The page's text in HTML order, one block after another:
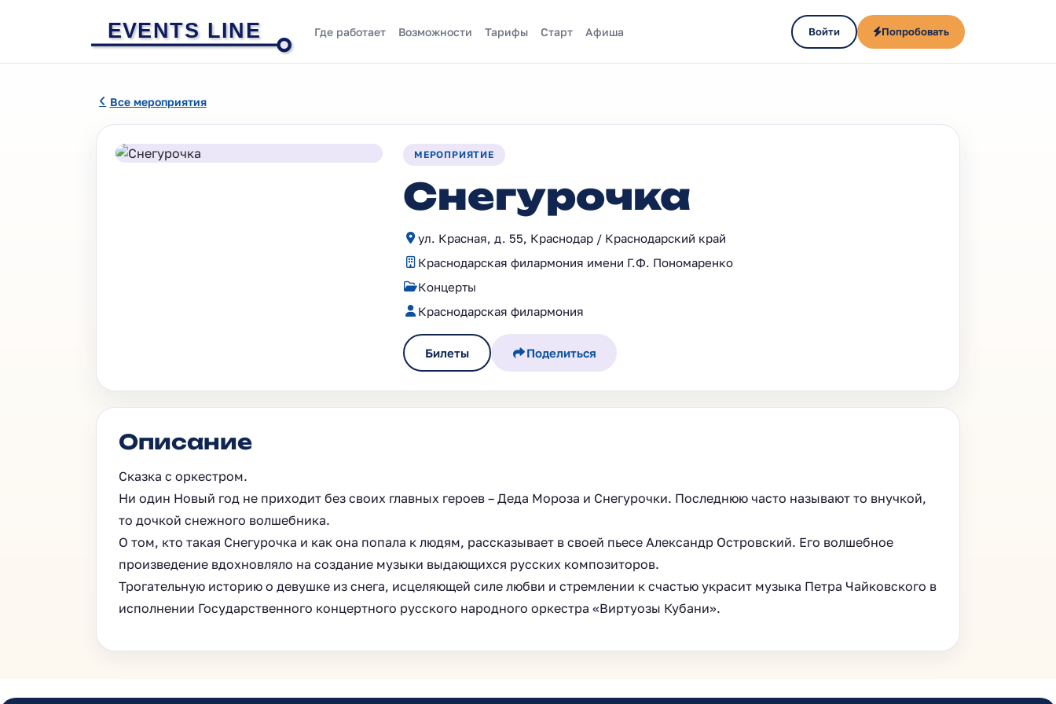
EVENTS LINE Где работает Возможности Тарифы Старт Афиша Войти Попробовать
Все мероприятия
МЕРОПРИЯТИЕ
Снегурочка
ул. Красная, д. 55, Краснодар / Краснодарский край
Краснодарская филармония имени Г.Ф. Пономаренко
Концерты
Краснодарская филармония
Билеты Поделиться
Описание
Сказка с оркестром.
Ни один Новый год не приходит без своих главных героев – Деда Мороза и Снегурочки. Последнюю часто называют то внучкой,
то дочкой снежного волшебника.
О том, кто такая Снегурочка и как она попала к людям, рассказывает в своей пьесе Александр Островский. Его волшебное
произведение вдохновляло на создание музыки выдающихся русских композиторов.
Трогательную историю о девушке из снега, исцеляющей силе любви и стремлении к счастью украсит музыка Петра Чайковского в
исполнении Государственного концертного русского народного оркестра «Виртуозы Кубани».